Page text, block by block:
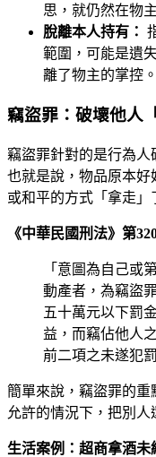
思，就仍然在物
脫離本人持有：
範圍，可能是遺
離了物主的掌控。
竊盜罪：破壞他人
竊盜罪針對的是行為人
也就是說，物品原本
或和平的方式「拿走」
《中華民國刑法》第
「意圖為自己或
動產者，為竊盜
五十萬元以下罰
益，而竊佔他人
前二項之未遂犯罰
簡單來說，竊盜罪的
允許的情況下，把別人
生活案例：超商拿酒未